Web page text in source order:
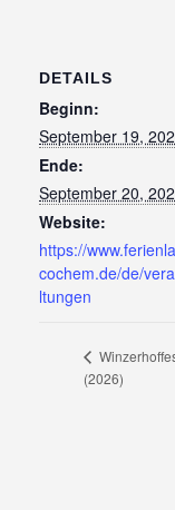
DETAILS
Beginn:
September 19,
Ende:
September 20,
Website:
https://
cochem.de/de/
ltungen
(2026)